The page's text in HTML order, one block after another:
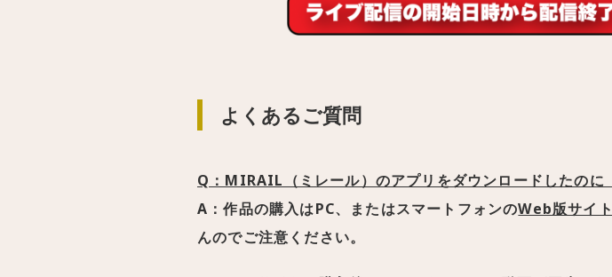
よくあるご質問
Q：MIRAIL（ミレール）のアプリをダウンロードしたのに
A：作品の購入はPC、
またはスマートフォンのWeb版サイト
んのでご注意ください。